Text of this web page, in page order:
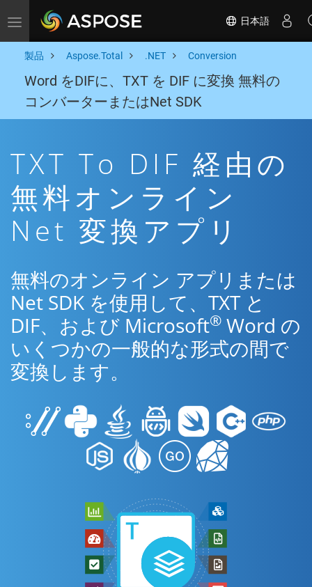
Toggle navigation 日本語
製品 Aspose.Total .NET Conversion
Word をDIFに、TXT を DIF に変換 無料の
コンバーターまたはNet SDK
TXT To DIF 経由の
無料オンライン
Net 変換アプリ
無料のオンライン アプリまたは
Net SDK を使用して、TXT と
DIF、および Microsoft® Word の
いくつかの一般的な形式の間で
変換します。